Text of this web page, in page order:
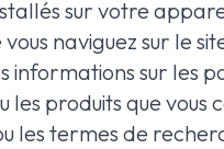
sur votre
naviguez sur le
informations sur les
les produits que vous
les termes de